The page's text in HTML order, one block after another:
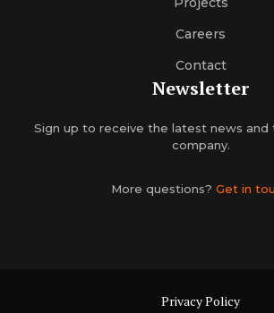
Careers
Contact
Newsletter
Sign up to receive the latest news and
company.
More questions? Get in
Privacy Policy